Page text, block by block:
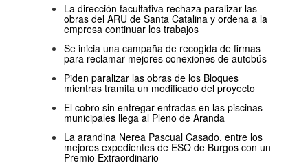
La dirección facultativa rechaza paralizar las
obras del ARU de Santa Catalina y ordena a la
empresa continuar los trabajos
Se inicia una campaña de recogida de firmas
para reclamar mejores conexiones de autobús
Piden paralizar las obras de los Bloques
mientras tramita un modificado del proyecto
El cobro sin entregar entradas en las piscinas
municipales llega al Pleno de Aranda
La arandina Nerea Pascual Casado, entre los
mejores expedientes de ESO de Burgos con un
Premio Extraordinario